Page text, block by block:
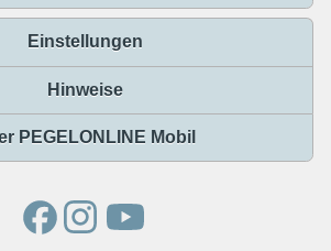
Einstellungen
Hinweise
PEGELONLINE Mobil